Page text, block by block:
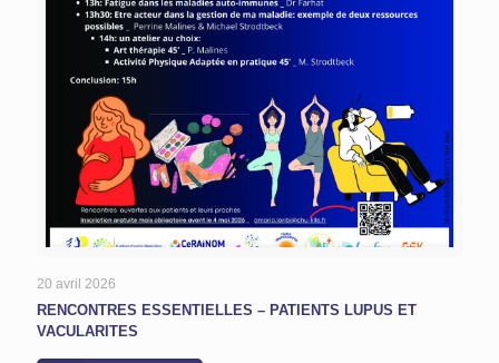
20 avril 2026
RENCONTRES ESSENTIELLES – PATIENTS LUPUS ET
VACULARITES